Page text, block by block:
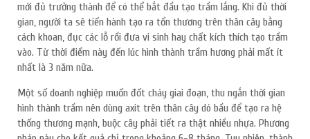
mới đủ trưởng thành để có thể bắt đầu tạo trầm lắng. Khi đủ thời
gian, người ta sẽ tiến hành tạo ra tổn thương trên thân cây bằng
cách khoan, đục các lỗ rồi đưa vi sinh hay chất kích thích tạo trầm
vào. Từ thời điểm này đến lúc hình thành trầm hương phải mất ít
nhất là 3 năm nữa.
Một số doanh nghiệp muốn đốt cháy giai đoạn, thu ngắn thời gian
hình thành trầm nên dùng axit trên thân cây dó bầu để tạo ra hệ
thống thương mạnh, buộc cây phải tiết ra thật nhiều nhựa. Phương